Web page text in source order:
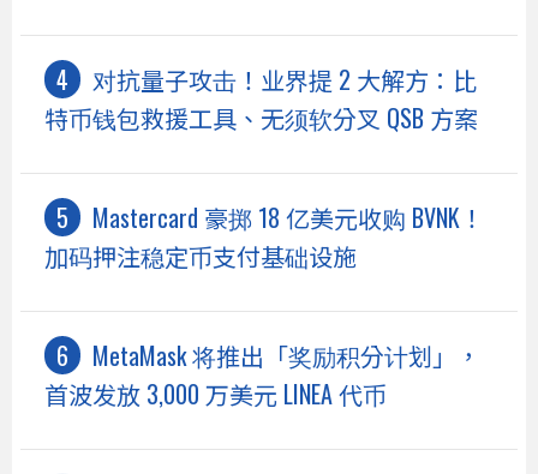
对抗量子攻击！业界提 2 大解方：比
特币钱包救援工具、无须软分叉 QSB 方案
Mastercard 豪掷 18 亿美元收购 BVNK！
加码押注稳定币支付基础设施
MetaMask 将推出「奖励积分计划」，
首波发放 3,000 万美元 LINEA 代币